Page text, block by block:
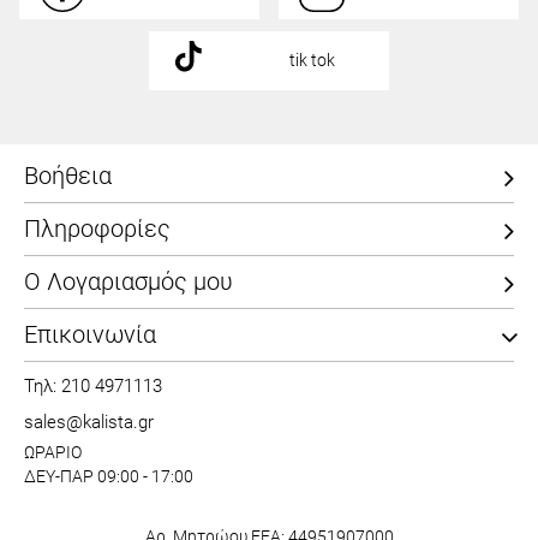
tik tok
Βοήθεια
Πληροφορίες
Ο Λογαριασμός μου
Επικοινωνία
Τηλ: 210 4971113
sales@kalista.gr
ΩΡΑΡΙΟ
ΔΕΥ-ΠΑΡ 09:00 - 17:00